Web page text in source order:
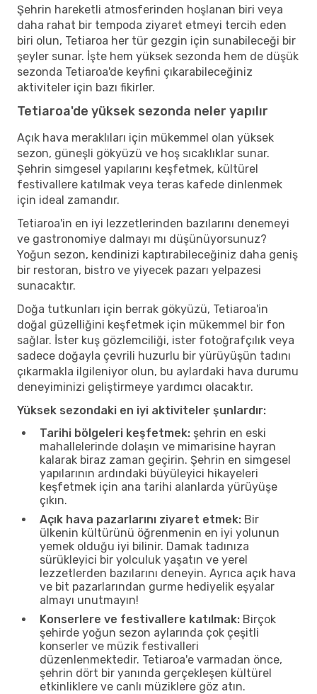
Şehrin hareketli atmosferinden hoşlanan biri veya
daha rahat bir tempoda ziyaret etmeyi tercih eden
biri olun, Tetiaroa her tür gezgin için sunabileceği bir
şeyler sunar. İşte hem yüksek sezonda hem de düşük
sezonda Tetiaroa'de keyfini çıkarabileceğiniz
aktiviteler için bazı fikirler.
Tetiaroa'de yüksek sezonda neler yapılır
Açık hava meraklıları için mükemmel olan yüksek
sezon, güneşli gökyüzü ve hoş sıcaklıklar sunar.
Şehrin simgesel yapılarını keşfetmek, kültürel
festivallere katılmak veya teras kafede dinlenmek
için ideal zamandır.
Tetiaroa'in en iyi lezzetlerinden bazılarını denemeyi
ve gastronomiye dalmayı mı düşünüyorsunuz?
Yoğun sezon, kendinizi kaptırabileceğiniz daha geniş
bir restoran, bistro ve yiyecek pazarı yelpazesi
sunacaktır.
Doğa tutkunları için berrak gökyüzü, Tetiaroa'in
doğal güzelliğini keşfetmek için mükemmel bir fon
sağlar. İster kuş gözlemciliği, ister fotoğrafçılık veya
sadece doğayla çevrili huzurlu bir yürüyüşün tadını
çıkarmakla ilgileniyor olun, bu aylardaki hava durumu
deneyiminizi geliştirmeye yardımcı olacaktır.
Yüksek sezondaki en iyi aktiviteler şunlardır:
Tarihi bölgeleri keşfetmek: şehrin en eski
mahallelerinde dolaşın ve mimarisine hayran
kalarak biraz zaman geçirin. Şehrin en simgesel
yapılarının ardındaki büyüleyici hikayeleri
keşfetmek için ana tarihi alanlarda yürüyüşe
çıkın.
Açık hava pazarlarını ziyaret etmek: Bir
ülkenin kültürünü öğrenmenin en iyi yolunun
yemek olduğu iyi bilinir. Damak tadınıza
sürükleyici bir yolculuk yaşatın ve yerel
lezzetlerden bazılarını deneyin. Ayrıca açık hava
ve bit pazarlarından gurme hediyelik eşyalar
almayı unutmayın!
Konserlere ve festivallere katılmak: Birçok
şehirde yoğun sezon aylarında çok çeşitli
konserler ve müzik festivalleri
düzenlenmektedir. Tetiaroa'e varmadan önce,
şehrin dört bir yanında gerçekleşen kültürel
etkinliklere ve canlı müziklere göz atın.